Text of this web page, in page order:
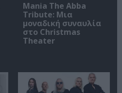
Mania The Abba
Tribute: Μια
μοναδική συναυλία
στο Christmas
Theater